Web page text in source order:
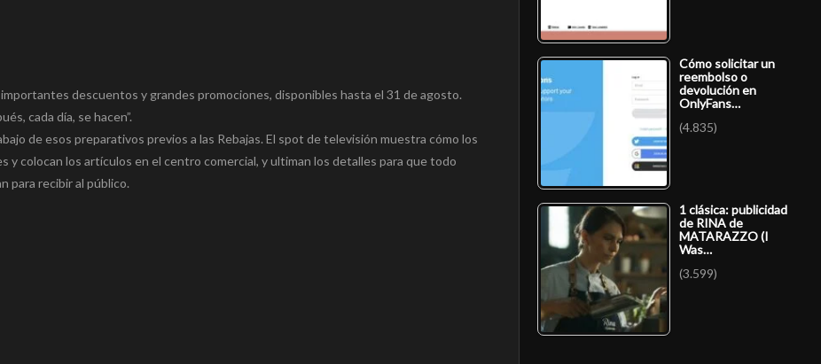
descuentos y grandes promociones, disponibles hasta el 31 de agosto.
cada día, se hacen”.
de esos preparativos previos a las Rebajas. El spot de televisión muestra cómo los
y colocan los artículos en el centro comercial, y ultiman los detalles para que todo
para recibir al público.
Cómo solicitar un
reembolso o
devolución en
OnlyFans…
(4.835)
1 clásica: publicidad
de RINA de
MATARAZZO (I
Was…
(3.599)